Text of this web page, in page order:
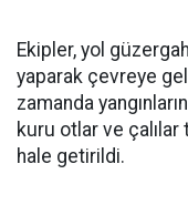
Ekipler, yol
yaparak çevreye
zamanda
kuru otlar ve
hale getirildi.